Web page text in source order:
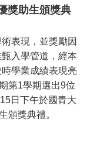
獎助生頒獎典
表現，並獎勵因
入學管道，經本
學業成績表現亮
第1學期選出9位
日下午於國青大
頒獎典禮。